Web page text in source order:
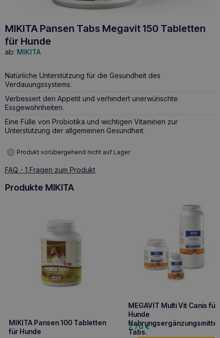
MIKITA Pansen Tabs Megavit 150 Tabletten
für Hunde
ab: MIKITA
Natürliche Unterstützung für die Gesundheit des
Verdauungssystems.
Verbessert den Appetit und verhindert unerwünschte
Essgewohnheiten.
Eine Fülle von Probiotika und wichtigen Vitaminen zur
Unterstützung der allgemeinen Gesundheit.
Produkt vorübergehend nicht auf Lager
FAQ - 1 Fragen zum Produkt
Produkte MIKITA
MIKITA Pansen 100 Tabletten
für Hunde
MEGAVIT Multi Vit Canis für
Hunde
Nahrungsergänzungsmittel
Tabs.
7,70 €